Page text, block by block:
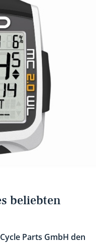
beliebten
Parts GmbH den